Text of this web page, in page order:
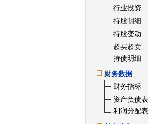
行业投资
持股明细
持股变动
超买超卖
持债明细
财务数据
财务指标
资产负债表
利润分配表